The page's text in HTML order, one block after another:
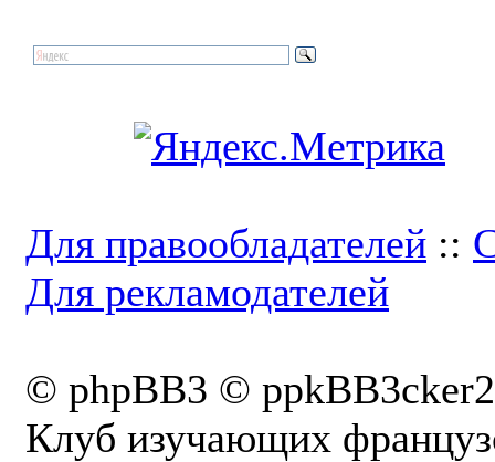
Для правообладателей ::
Для рекламодателей
© phpBB3 ©
Клуб изучающих